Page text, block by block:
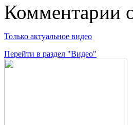
Комментарии
Только актуальное видео
Перейти в раздел "Видео"